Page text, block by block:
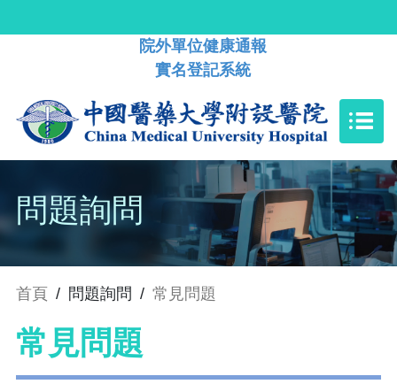
院外單位健康通報
實名登記系統
問題詢問
首頁 / 問題詢問 / 常見問題
常見問題